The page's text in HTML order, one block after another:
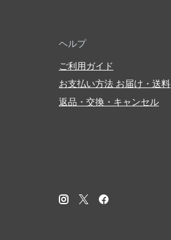
ヘルプ
ご利用ガイド
お支払い方法 お届け・送料
返品・交換・キャンセル